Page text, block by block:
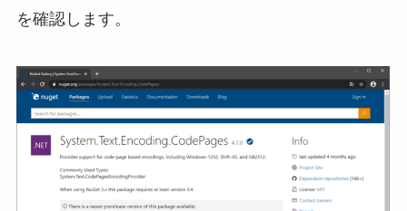
を確認します。